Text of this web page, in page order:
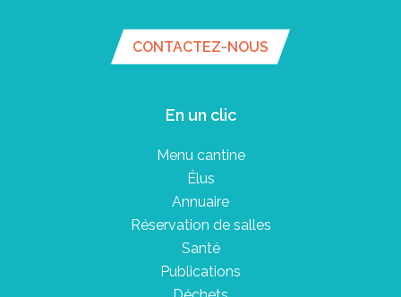
CONTACTEZ-NOUS
En un clic
Menu cantine
Élus
Annuaire
Réservation de salles
Santé
Publications